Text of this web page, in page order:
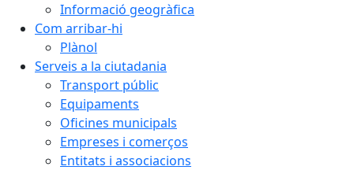
Informació geogràfica
Com arribar-hi
Plànol
Serveis a la ciutadania
Transport públic
Equipaments
Oficines municipals
Empreses i comerços
Entitats i associacions